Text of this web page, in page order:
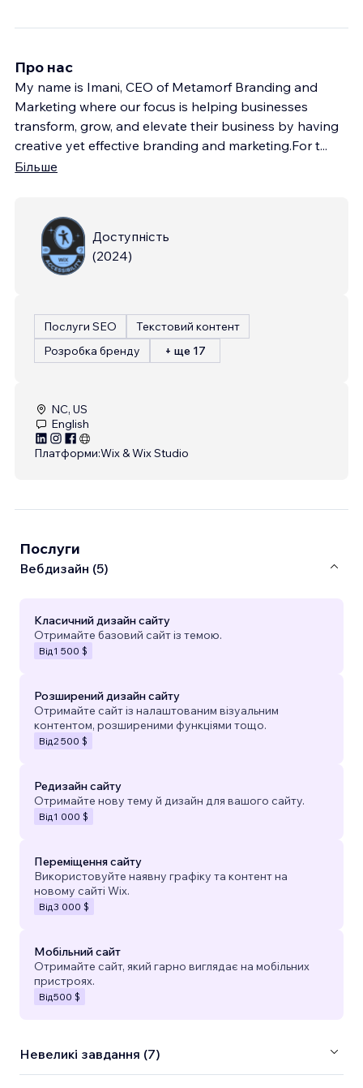
Про нас
My name is Imani, CEO of Metamorf Branding and
Marketing where our focus is helping businesses
transform, grow, and elevate their business by having
creative yet effective branding and marketing.For t...
Більше
Доступність
(2024)
Послуги SEO
Текстовий контент
Розробка бренду
+ ще 17
NC, US
English
Платформи:Wix & Wix Studio
Послуги
Вебдизайн (5)
Класичний дизайн сайту
Отримайте базовий сайт із темою.
Від 1 500 $
Розширений дизайн сайту
Отримайте сайт із налаштованим візуальним
контентом, розширеними функціями тощо.
Від2 500 $
Редизайн сайту
Отримайте нову тему й дизайн для вашого сайту.
Від 1 000 $
Переміщення сайту
Використовуйте наявну графіку та контент на
новому сайті Wix.
Від3 000 $
Мобільний сайт
Отримайте сайт, який гарно виглядає на мобільних
пристроях.
Від500 $
Невеликі завдання (7)